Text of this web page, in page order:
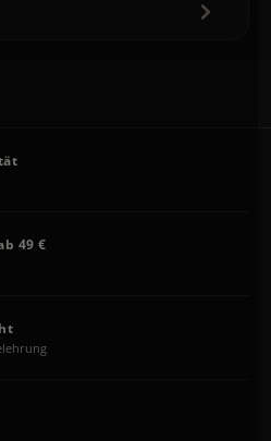
49 €